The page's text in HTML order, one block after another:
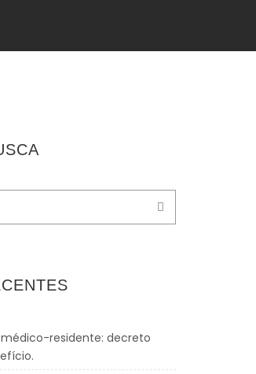
residente: decreto